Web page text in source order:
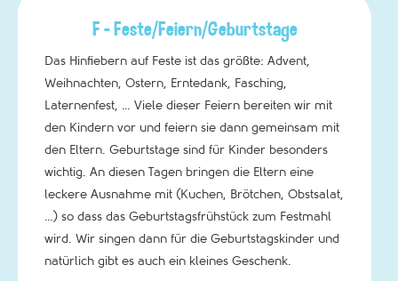
F – Feste/Feiern/Geburtstage
Das Hinfiebern auf Feste ist das größte: Advent,
Weihnachten, Ostern, Erntedank, Fasching,
Laternenfest, … Viele dieser Feiern bereiten wir mit
den Kindern vor und feiern sie dann gemeinsam mit
den Eltern. Geburtstage sind für Kinder besonders
wichtig. An diesen Tagen bringen die Eltern eine
leckere Ausnahme mit (Kuchen, Brötchen, Obstsalat,
…) so dass das Geburtstagsfrühstück zum Festmahl
wird. Wir singen dann für die Geburtstagskinder und
natürlich gibt es auch ein kleines Geschenk.